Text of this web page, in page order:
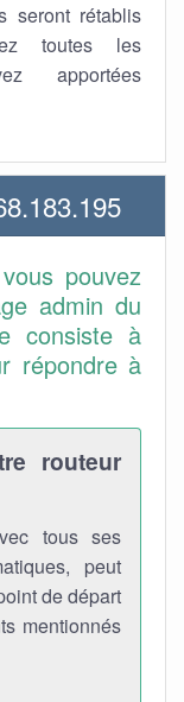
seront rétablis
toutes les
apportées
pouvez
admin du
consiste à
répondre à
routeur
tous ses
peut
de départ
mentionnés